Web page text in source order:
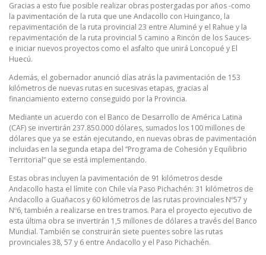
Gracias a esto fue posible realizar obras postergadas por años -como
la pavimentación de la ruta que une Andacollo con Huinganco, la
repavimentación de la ruta provincial 23 entre Aluminé y el Rahue y la
repavimentación de la ruta provincial 5 camino a Rincón de los Sauces-
e iniciar nuevos proyectos como el asfalto que unirá Loncopué y El
Huecú.
Además, el gobernador anunció días atrás la pavimentación de 153
kilómetros de nuevas rutas en sucesivas etapas, gracias al
financiamiento externo conseguido por la Provincia.
Mediante un acuerdo con el Banco de Desarrollo de América Latina
(CAF) se invertirán 237.850.000 dólares, sumados los 100 millones de
dólares que ya se están ejecutando, en nuevas obras de pavimentación
incluidas en la segunda etapa del “Programa de Cohesión y Equilibrio
Territorial” que se está implementando.
Estas obras incluyen la pavimentación de 91 kilómetros desde
Andacollo hasta el límite con Chile vía Paso Pichachén: 31 kilómetros de
Andacollo a Guañacos y 60 kilómetros de las rutas provinciales Nº57 y
Nº6, también a realizarse en tres tramos. Para el proyecto ejecutivo de
esta última obra se invertirán 1,5 millones de dólares a través del Banco
Mundial. También se construirán siete puentes sobre las rutas
provinciales 38, 57 y 6 entre Andacollo y el Paso Pichachén.